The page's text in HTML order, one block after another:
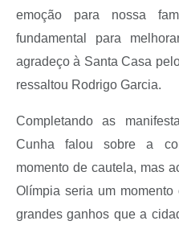
emoção para nossa
fundamental para
agradeço à Santa Casa
ressaltou Rodrigo Garcia.
Completando as
Cunha falou sobre a
momento de cautela, mas
Olímpia seria um
grandes ganhos que a